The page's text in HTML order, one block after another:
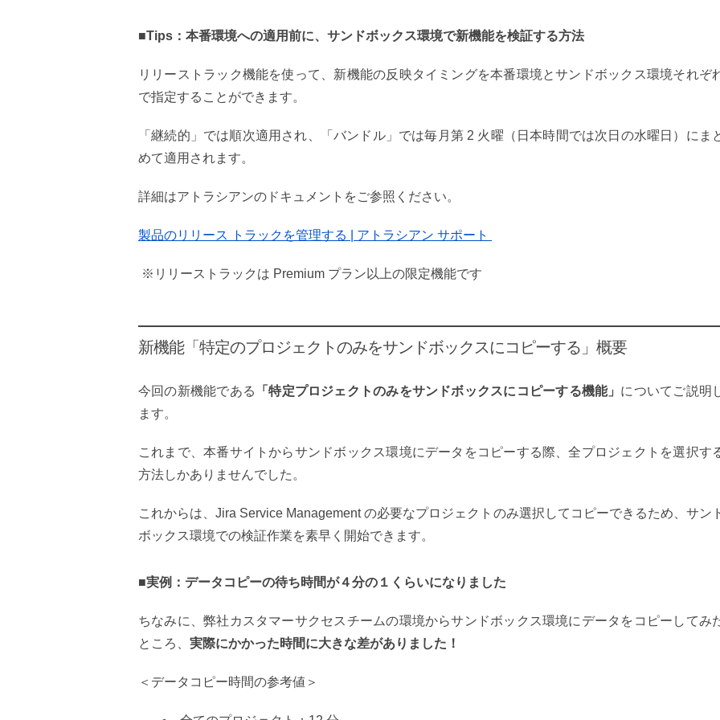
■Tips：本番環境への適用前に、サンドボックス環境で新機能を検証する方法
リリーストラック機能を使って、新機能の反映タイミングを本番環境とサンドボックス環境それぞ
で指定することができます。
「継続的」では順次適用され、「バンドル」では毎月第 2 火曜（日本時間では次日の水曜日）にま
めて適用されます。
詳細はアトラシアンのドキュメントをご参照ください。
製品のリリース トラックを管理する | アトラシアン サポート
※リリーストラックは Premium プラン以上の限定機能です
新機能「特定のプロジェクトのみをサンドボックスにコピーする」概要
今回の新機能である 「特定プロジェクトのみをサンドボックスにコピーする機能」 についてご説明
ます。
これまで、本番サイトからサンドボックス環境にデータをコピーする際、全プロジェクトを選択す
方法しかありませんでした。
これからは、Jira Service Management の必要なプロジェクトのみ選択してコピーできるため
サン
ボックス環境での検証作業を素早く開始できます。
■実例：データコピーの待ち時間が４分の１くらいになりました
ちなみに、弊社カスタマーサクセスチームの環境からサンドボックス環境にデータをコピーしてみ
ところ、 実際にかかった時間に大きな差がありました！
＜データコピー時間の参考値＞